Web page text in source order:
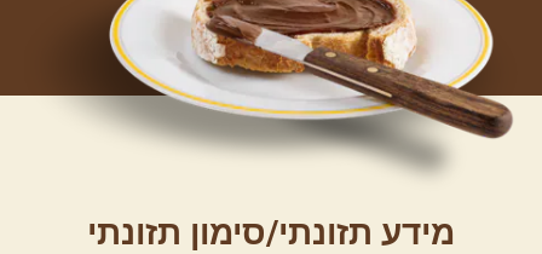
מידע תזונתי/סימון תזונתי